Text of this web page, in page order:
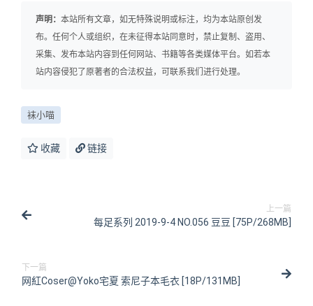
声明： 本站所有文章，如无特殊说明或标注，均为本站原创发
布。任何个人或组织，在未征得本站同意时，禁止复制、盗用、
采集、发布本站内容到任何网站、书籍等各类媒体平台。如若本
站内容侵犯了原著者的合法权益，可联系我们进行处理。
袜小喵
收藏 链接
上一篇
每足系列 2019-9-4 NO.056 豆豆 [75P/268MB]
下一篇
网紅Coser@Yoko宅夏 索尼子本毛衣 [18P/131MB]